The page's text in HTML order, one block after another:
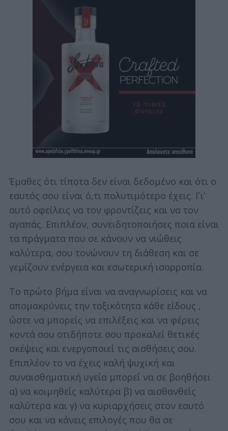
Έμαθες ότι τίποτα δεν είναι δεδομένο και ότι ο
εαυτός σου είναι ό,τι πολυτιμότερο έχεις. Γι’
αυτό οφείλεις να τον φροντίζεις και να τον
αγαπάς. Επιπλέον, συνειδητοποιήσες ποια είναι
τα πράγματα που σε κάνουν να νιώθεις
καλύτερα, σου τονώνουν τη διάθεση και σε
γεμίζουν ενέργεια και εσωτερική ισορροπία.
Το πρώτο βήμα είναι να αναγνωρίσεις και να
απομακρύνεις την τοξικότητα κάθε είδους ,
ώστε να μπορείς να επιλέξεις και να φέρεις
κοντά σου οτιδήποτε σου προκαλεί θετικές
σκέψεις και ενεργοποιεί τις αισθήσεις σου.
Επιπλέον το να έχεις καλή ψυχική και
συναισθηματική υγεία μπορεί να σε βοηθήσει
α) να κοιμηθείς καλύτερα β) να αισθανθείς
καλύτερα και γ) να κυριαρχήσεις στον εαυτό
σου και να κάνεις επιλογές που θα σε